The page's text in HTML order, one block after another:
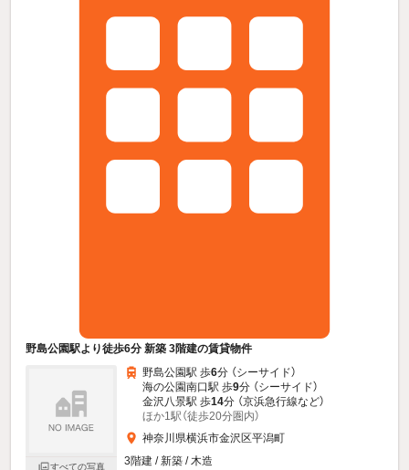
野島公園駅より徒歩6分 新築 3階建の賃貸物件
すべての写真
野島公園駅 歩6分 （シーサイド）
海の公園南口駅 歩9分 （シーサイド）
金沢八景駅 歩14分 （京浜急行線など）
ほか1駅（徒歩20分圏内）
神奈川県横浜市金沢区平潟町
3階建 / 新築 / 木造